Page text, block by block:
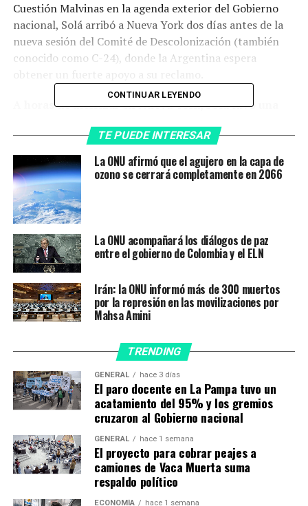
Cuestión Malvinas en la agenda exterior del Gobierno
nacional, Solá arribó a Nueva York dos días antes de la
nueva sesión del Comité de Descolonización (también
conocido como C-24), donde la Argentina espera
A horas de aterrizar en Nueva York, Solá tuvo una
secretario general de la ONU, António Guterres, a
quien le pidió que interceda ante Londres para que la
administración de Boris Johnson, «consienta reanudar
las conversaciones sobre la soberanía de las islas»,
según informó el Palacio San Martín.
El encuentro con el Secretario General marcó el inicio
de la nutrida agenda oficial de Solá en Nueva York,
donde además mantuvo ayer un encuentro con el
presidente de la Asamblea General del organismo
internacional, Volkan Bozkir.
Solá se reunió previamente con el Secretario General de la
ONU.
En esa reunión,
Solá buscó «ampliar las adhesiones»
a la Argentina en los organismos multilaterales
para que se reanuden las negociaciones con el Reino
Unido«a fin de encontrar una solución pacífica a la
controversia en la Cuestión Malvinas».
La sesión del Comité Especial sobre la Cuestión de las
CONTINUAR LEYENDO
TE PUEDE INTERESAR
La ONU afirmó que el agujero en la capa de
ozono se cerrará completamente en 2066
La ONU acompañará los diálogos de paz
entre el gobierno de Colombia y el ELN
Irán: la ONU informó más de 300 muertos
por la represión en las movilizaciones por
Mahsa Amini
TRENDING
GENERAL hace 3 días
El paro docente en La Pampa tuvo un
acatamiento del 95% y los gremios
cruzaron al Gobierno nacional
GENERAL hace 1 semana
El proyecto para cobrar peajes a
camiones de Vaca Muerta suma
respaldo político
ECONOMÍA hace 1 semana